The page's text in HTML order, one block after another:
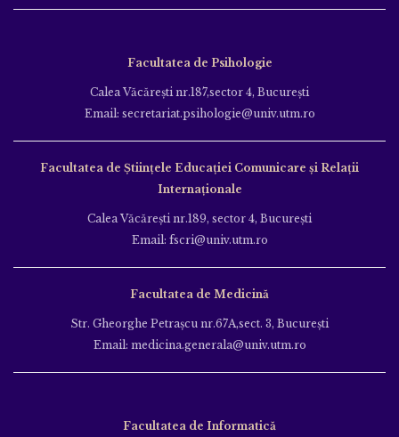
Facultatea de Psihologie
Calea Văcăreşti nr.187,sector 4, Bucureşti
Email: secretariat.psihologie@univ.utm.ro
Facultatea de Ştiinţele Educației Comunicare și Relații
Internaționale
Calea Văcăreşti nr.189, sector 4, Bucureşti
Email: fscri@univ.utm.ro
Facultatea de Medicină
Str. Gheorghe Petraşcu nr.67A,sect. 3, Bucureşti
Email: medicina.generala@univ.utm.ro
Facultatea de Informatică